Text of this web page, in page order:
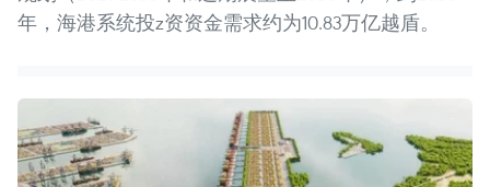
年，海港系统投z资资金需求约为10.83万亿越盾。